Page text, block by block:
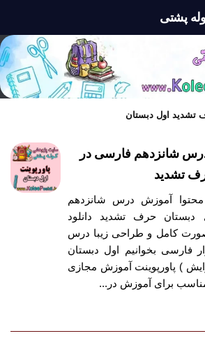
پشتی
تشدید اول دبستان
شانزدهم فارسی در
تشدید
محتوا آموزش درس شانزدهم
دبستان حرف تشدید دانلود
کامل و طراحی زیبا درس
فارسی بخوانیم اول دبستان
) پاورپوینت آموزش مجازی
برای آموزش در...